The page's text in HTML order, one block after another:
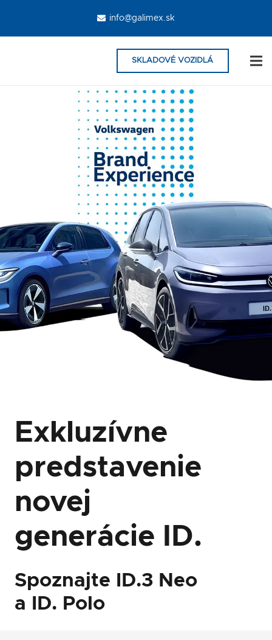
info@galimex.sk
SKLADOVÉ VOZIDLÁ
Exkluzívne
predstavenie
novej
generácie
ID.
Spoznajte ID.3 Neo
a
ID. Polo